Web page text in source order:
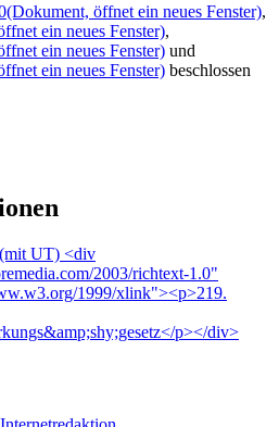
(Dokument, öffnet ein neues Fenster),
ein neues Fenster),
ein neues Fenster) und
ein neues Fenster) beschlossen
UT) <div
2003/richtext-1.0"
1999/xlink"><p>219.
p></div>